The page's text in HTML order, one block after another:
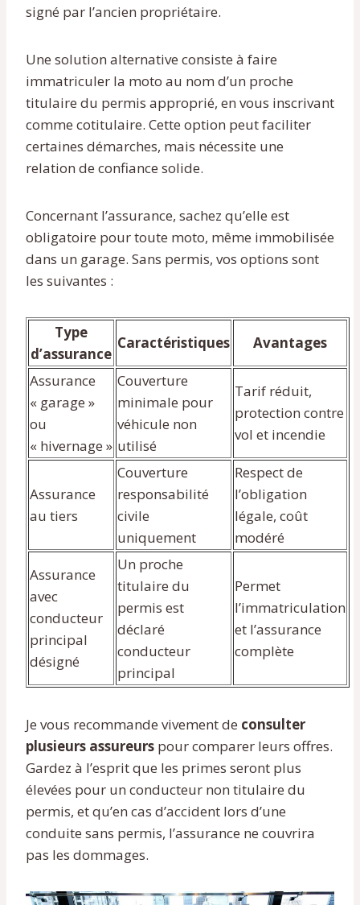
signé par l’ancien propriétaire.
Une solution alternative consiste à faire
immatriculer la moto au nom d’un proche
titulaire du permis approprié, en vous inscrivant
comme cotitulaire. Cette option peut faciliter
certaines démarches, mais nécessite une
relation de confiance solide.
Concernant l’assurance, sachez qu’elle est
obligatoire pour toute moto, même immobilisée
dans un garage. Sans permis, vos options sont
les suivantes :
Type
d’assurance
Caractéristiques Avantages
Assurance
« garage »
ou
« hivernage »
Couverture
minimale pour
véhicule non
utilisé
Tarif réduit,
protection contre
vol et incendie
Assurance
au tiers
Couverture
responsabilité
civile
uniquement
Respect de
l’obligation
légale, coût
modéré
Assurance
avec
conducteur
principal
désigné
Un proche
titulaire du
permis est
déclaré
conducteur
principal
Permet
l’immatriculation
et l’assurance
complète
Je vous recommande vivement de consulter
plusieurs assureurs pour comparer leurs offres.
Gardez à l’esprit que les primes seront plus
élevées pour un conducteur non titulaire du
permis, et qu’en cas d’accident lors d’une
conduite sans permis, l’assurance ne couvrira
pas les dommages.